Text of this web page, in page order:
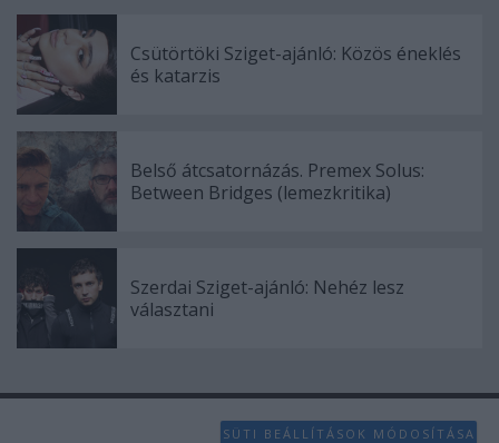
Csütörtöki Sziget-ajánló: Közös éneklés
és katarzis
Belső átcsatornázás. Premex Solus:
Between Bridges (lemezkritika)
Szerdai Sziget-ajánló: Nehéz lesz
választani
SÜTI BEÁLLÍTÁSOK MÓDOSÍTÁSA